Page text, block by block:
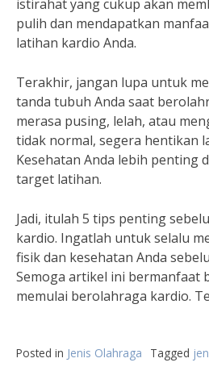
istirahat yang cukup akan
pulih dan mendapatkan
latihan kardio Anda.
Terakhir, jangan lupa untuk
tanda tubuh Anda saat
merasa pusing, lelah, atau
tidak normal, segera hentikan
Kesehatan Anda lebih penting
target latihan.
Jadi, itulah 5 tips penting
kardio. Ingatlah untuk selalu
fisik dan kesehatan Anda
Semoga artikel ini bermanfaat
memulai berolahraga kardio.
Posted in Jenis Olahraga Tagged